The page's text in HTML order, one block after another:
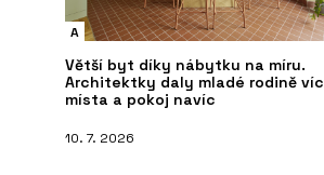
A
Větší byt díky nábytku na míru.
Architektky daly mladé rodině víc
místa a pokoj navíc
10. 7. 2026